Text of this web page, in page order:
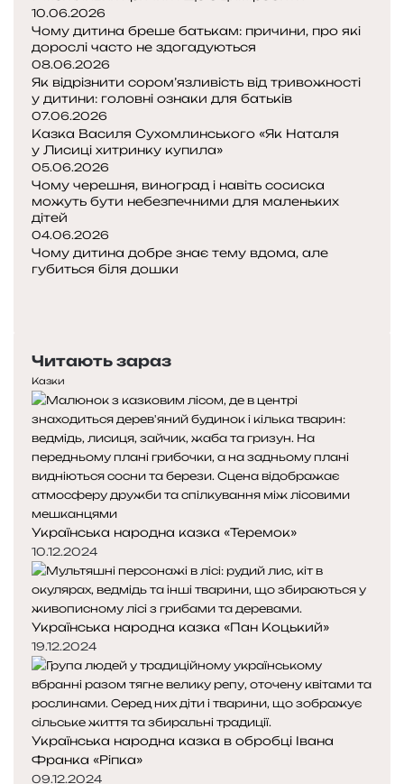
»
10.06.2026
Чому дитина бреше батькам: причини, про які
дорослі часто не здогадуються
08.06.2026
Як відрізнити сором’язливість від тривожності
у дитини: головні ознаки для батьків
07.06.2026
Казка Василя Сухомлинського «Як Наталя
у Лисиці хитринку купила»
05.06.2026
Чому черешня, виноград і навіть сосиска
можуть бути небезпечними для маленьких
дітей
04.06.2026
Чому дитина добре знає тему вдома, але
губиться біля дошки
р
е
д
н
я
с
т
о
р
і
н
к
а
т
у
п
н
а
с
т
о
р
і
н
к
а
Читають зараз
Казки
Українська народна казка «Теремок»
10.12.2024
Українська народна казка «Пан Коцький»
19.12.2024
Українська народна казка в обробці Івана
Франка «Ріпка»
09.12.2024